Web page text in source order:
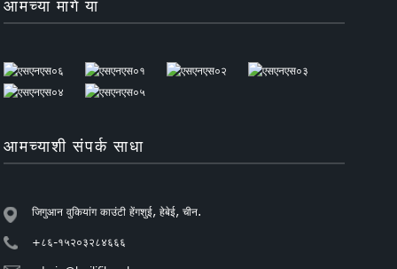
आमच्या मागे या
आमच्याशी संपर्क साधा
जिगुआन वुकियांग काउंटी हेंगशुई, हेबेई, चीन.
+८६-१५२०३२८४६६६